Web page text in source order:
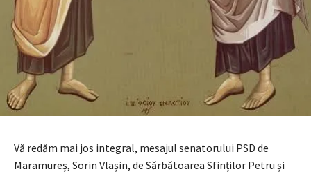
Vă redăm mai jos integral, mesajul senatorului PSD de
Maramureș, Sorin Vlașin, de Sărbătoarea Sfinților Petru și